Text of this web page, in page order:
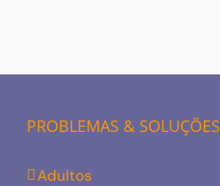
PROBLEMAS & SOLUÇÕES
Adultos